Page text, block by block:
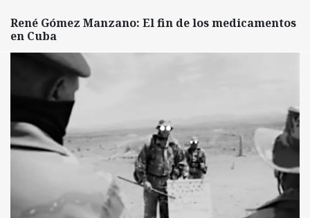
René Gómez Manzano: El fin de los medicamentos
en Cuba